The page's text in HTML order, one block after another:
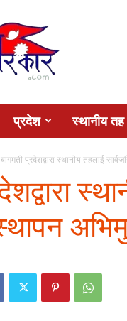
प्रदेश स्थानीय तह
बागमती प्रदेशद्वारा स्थानीय तहलाई